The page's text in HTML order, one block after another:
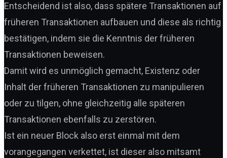
Entscheidend ist also, dass spätere Transaktionen auf
früheren Transaktionen aufbauen und diese als richtig
bestätigen, indem sie die Kenntnis der früheren
Transaktionen beweisen.
Damit wird es unmöglich gemacht, Existenz oder
Inhalt der früheren Transaktionen zu manipulieren
oder zu tilgen, ohne gleichzeitig alle späteren
Transaktionen ebenfalls zu zerstören.
Ist ein neuer Block also erst einmal mit dem
vorangegangen verkettet, ist dieser also mitsamt